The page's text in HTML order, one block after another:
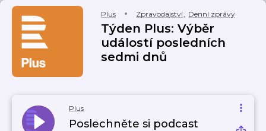
Plus Zpravodajství, Denní zprávy
Týden Plus: Výběr
událostí posledních
sedmi dnů
Plus
Poslechněte si podcast